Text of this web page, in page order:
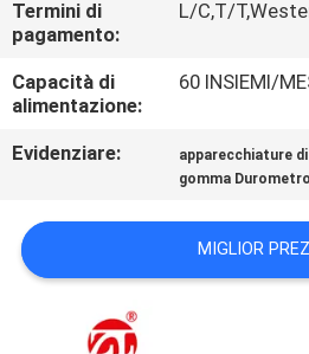
NOTIZIE
RICHIEDA
UNA
VR
Termini di
pagamento:
L/C,T/
Capacità di
alimentazione:
60 INSIEMI/
Evidenziare: apparecchiature
gomma Durometro
MIGLIOR